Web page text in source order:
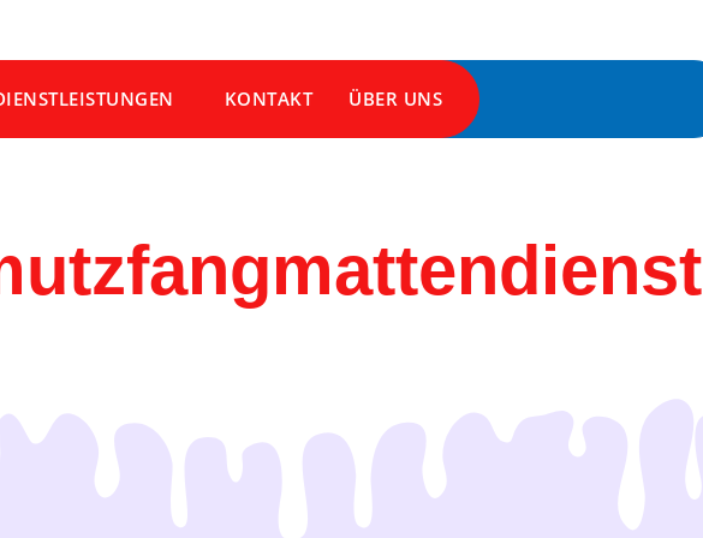
KONTAKT ÜBER UNS